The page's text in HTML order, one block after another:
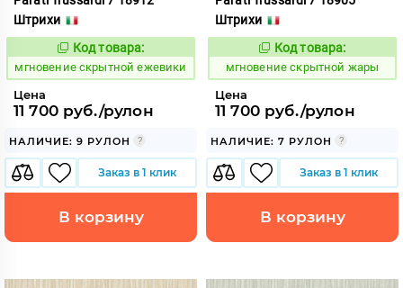
Штрихи
948774
Код товара:
мгновение скрытной ежевики
Цена
11 700 руб./рулон
НАЛИЧИЕ: 9 РУЛОН
Заказ в 1 клик
В корзину
Штрихи
948775
Код товара:
мгновение скрытной жары
Цена
11 700 руб./рулон
НАЛИЧИЕ: 7 РУЛОН
Заказ в 1 клик
В корзину